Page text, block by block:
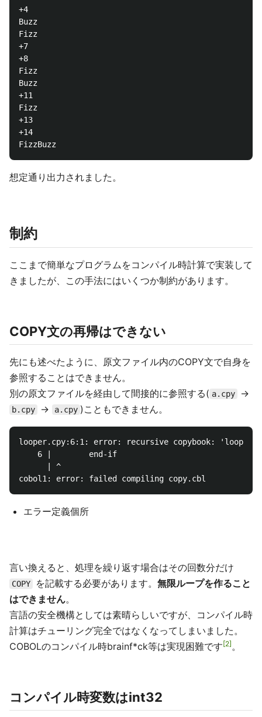
+4
Buzz
Fizz
+7
+8
Fizz
Buzz
+11
Fizz
+13
+14
想定通り出力されました。
制約
ここまで簡単なプログラムをコンパイル時計算で実装して
きましたが、この手法にはいくつか制約があります。
COPY文の再帰はできない
先にも述べたように、原文ファイル内のCOPY文で自身を
参照することはできません。
別の原文ファイルを経由して間接的に参照する( a.cpy →
b.cpy → a.cpy )こともできません。
looper.cpy:6:1: error: recursive copybook:
    6 |        end-if
      | ^
エラー定義個所
言い換えると、処理を繰り返す場合はその回数分だけ
COPY を記載する必要があります。 無限ループを作ること
はできません。
言語の安全機構としては素晴らしいですが、コンパイル時
計算はチューリング完全ではなくなってしまいました。
COBOLのコンパイル時brainf*ck等は実現困難です 2 。
コンパイル時変数はint32